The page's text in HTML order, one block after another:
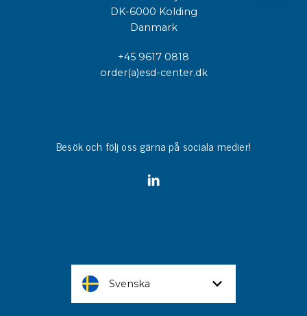
DK-6000 Kolding
Danmark
+45 9617 0818
order(a)esd-center.dk
Besök och följ oss gärna på sociala medier!
Svenska